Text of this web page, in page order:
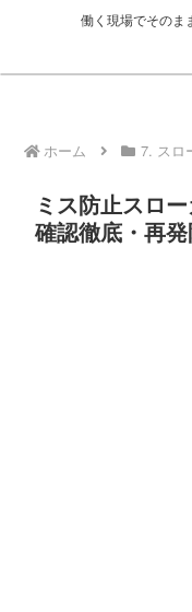
働く現場でそのま
ホーム 7. スロ
ミス防止スロ
確認徹底・再